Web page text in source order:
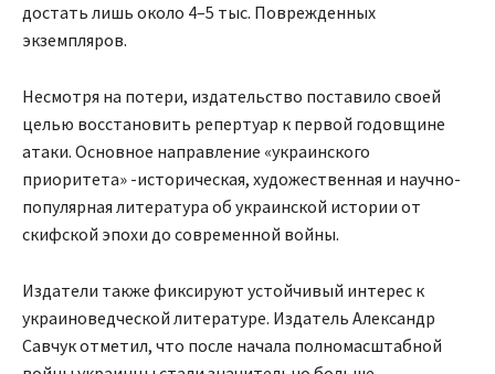
достать лишь около 4–5 тыс. Поврежденных
экземпляров.
Несмотря на потери, издательство поставило своей
целью восстановить репертуар к первой годовщине
атаки. Основное направление «украинского
приоритета» -историческая, художественная и научно-
популярная литература об украинской истории от
скифской эпохи до современной войны.
Издатели также фиксируют устойчивый интерес к
украиноведческой литературе. Издатель Александр
Савчук отметил, что после начала полномасштабной